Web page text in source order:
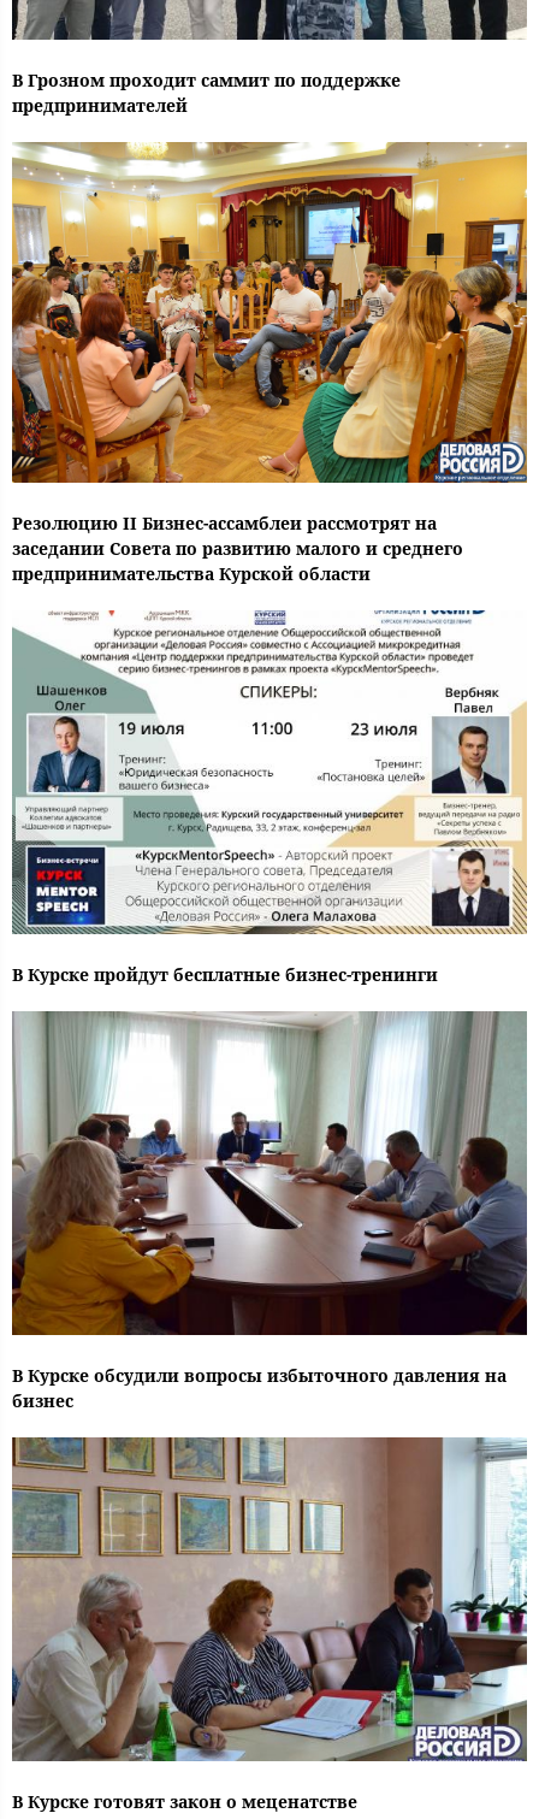
В Грозном проходит саммит по поддержке
предпринимателей
Резолюцию II Бизнес-ассамблеи рассмотрят на
заседании Совета по развитию малого и среднего
предпринимательства Курской области
В Курске пройдут бесплатные бизнес-тренинги
В Курске обсудили вопросы избыточного давления на
бизнес
В Курске готовят закон о меценатстве